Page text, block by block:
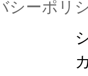
プレ
新春
シーポリ